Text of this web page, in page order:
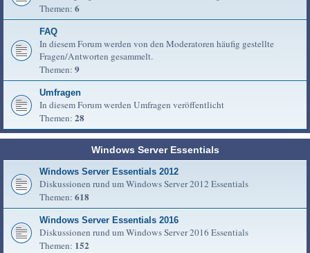
Themen: 6
FAQ
In diesem Forum werden von den Moderatoren häufig gestellte
Fragen/Antworten gesammelt.
Themen: 9
Umfragen
In diesem Forum werden Umfragen veröffentlicht
Themen: 28
Windows Server Essentials
Windows Server Essentials 2012
Diskussionen rund um Windows Server 2012 Essentials
Themen: 618
Windows Server Essentials 2016
Diskussionen rund um Windows Server 2016 Essentials
Themen: 152